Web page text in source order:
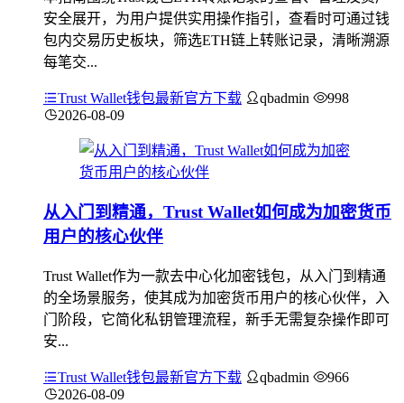
安全展开，为用户提供实用操作指引，查看时可通过钱
包内交易历史板块，筛选ETH链上转账记录，清晰溯源
每笔交...
Trust Wallet钱包最新官方下载 qbadmin
998
2026-08-09
从入门到精通，Trust Wallet如何成为加密货币
用户的核心伙伴
Trust Wallet作为一款去中心化加密钱包，从入门到精通
的全场景服务，使其成为加密货币用户的核心伙伴，入
门阶段，它简化私钥管理流程，新手无需复杂操作即可
安...
Trust Wallet钱包最新官方下载 qbadmin
966
2026-08-09